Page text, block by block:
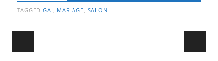
TAGGEDGAI , MARIAGE,SALON
Post navigation